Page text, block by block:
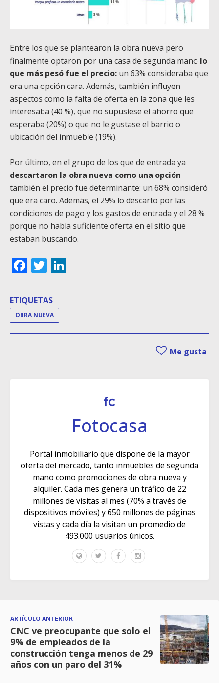
Entre los que se plantearon la obra nueva pero
finalmente optaron por una casa de segunda mano lo
que más pesó fue el precio: un 63% consideraba que
era una opción cara. Además, también influyen
aspectos como la falta de oferta en la zona que les
interesaba (40 %), que no supusiese el ahorro que
esperaba (20%) o que no le gustase el barrio o
ubicación del inmueble (19%).
Por último, en el grupo de los que de entrada ya
descartaron la obra nueva como una opción
también el precio fue determinante: un 68% consideró
que era caro. Además, el 29% lo descartó por las
condiciones de pago y los gastos de entrada y el 28 %
porque no había suficiente oferta en el sitio que
estaban buscando.
Facebook
Twitter
ETIQUETAS
OBRA NUEVA
Me gusta
Fotocasa
Portal inmobiliario que dispone de la mayor
oferta del mercado, tanto inmuebles de segunda
mano como promociones de obra nueva y
alquiler. Cada mes genera un tráfico de 22
millones de visitas al mes (70% a través de
dispositivos móviles) y 650 millones de páginas
vistas y cada día la visitan un promedio de
493.000 usuarios únicos.
ARTÍCULO ANTERIOR
CNC ve preocupante que solo el
9% de empleados de la
construcción tenga menos de 29
años con un paro del 31%